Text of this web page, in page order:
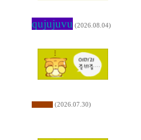
qujujuvu (2026.08.04)
(2026.07.30)